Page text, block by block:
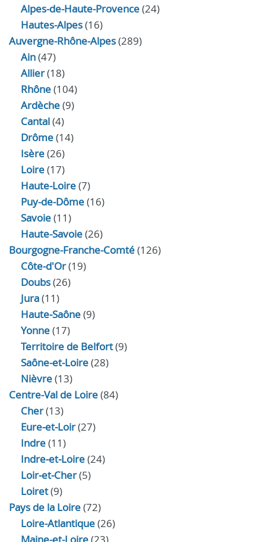
Alpes-de-Haute-Provence(24)
Hautes-Alpes(16)
Auvergne-Rhône-Alpes(289)
Ain(47)
Allier(18)
Rhône(104)
Ardèche(9)
Cantal(4)
Drôme(14)
Isère(26)
Loire(17)
Haute-Loire(7)
Puy-de-Dôme(16)
Savoie(11)
Haute-Savoie(26)
Bourgogne-Franche-Comté(126)
Côte-d'Or(19)
Doubs(26)
Jura(11)
Haute‑Saône(9)
Yonne(17)
Territoire de Belfort(9)
Saône-et-Loire(28)
Nièvre(13)
Centre-Val de Loire(84)
Cher(13)
Eure‑et‑Loir(27)
Indre(11)
Indre‑et‑Loire(24)
Loir‑et‑Cher(5)
Loiret(9)
Pays de la Loire(72)
Loire-Atlantique(26)